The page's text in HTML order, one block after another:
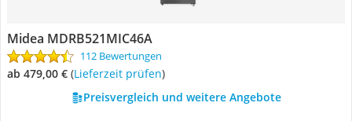
Midea MDRB521MIC46A
112 Bewertungen
ab 479,00 € (Lieferzeit prüfen)
Preisvergleich und weitere Angebote